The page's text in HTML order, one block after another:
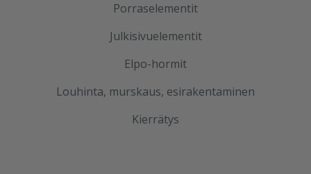
Porraselementit
Julkisivuelementit
Elpo-hormit
Louhinta, murskaus, esirakentaminen
Kierrätys